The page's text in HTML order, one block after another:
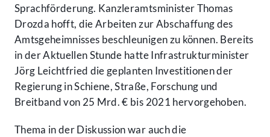
Sprachförderung. Kanzleramtsminister Thomas
Drozda hofft, die Arbeiten zur Abschaffung des
Amtsgeheimnisses beschleunigen zu können. Bereits
in der Aktuellen Stunde hatte Infrastrukturminister
Jörg Leichtfried die geplanten Investitionen der
Regierung in Schiene, Straße, Forschung und
Breitband von 25 Mrd. € bis 2021 hervorgehoben.
Thema in der Diskussion war auch die